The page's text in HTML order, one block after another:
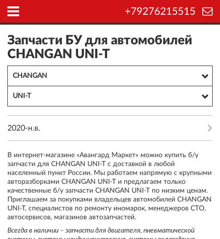
+79276215515
Запчасти БУ для автомобилей
CHANGAN UNI-T
CHANGAN
UNI-T
2020-н.в.
В интернет-магазине «Авангард Маркет» можно купить б/у
запчасти для CHANGAN UNI-T с доставкой в любой
населенный пункт России. Мы работаем напрямую с крупными
авторазборками CHANGAN UNI-T и предлагаем только
качественные б/у запчасти CHANGAN UNI-T по низким ценам.
Приглашаем за покупками владельцев автомобилей CHANGAN
UNI-T, специалистов по ремонту иномарок, менеджеров СТО,
автосервисов, магазинов автозапчастей.
Всегда в наличии – запчасти для двигателя, пневматической